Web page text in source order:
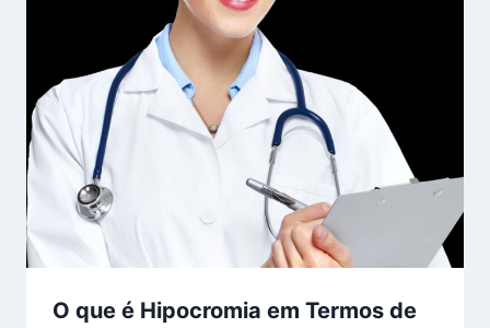
O que é Hipocromia em Termos de